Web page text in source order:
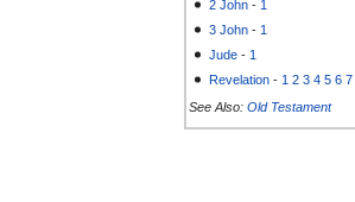
2 John - 1
3 John - 1
Jude - 1
Revelation -1 2 3 4 5 6 7
See Also: Old Testament